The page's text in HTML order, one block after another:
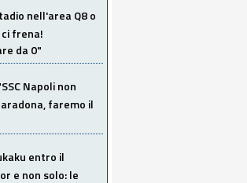
nell'area Q8 o
frena!
da 0"
Napoli non
faremo il
entro il
e non solo: le